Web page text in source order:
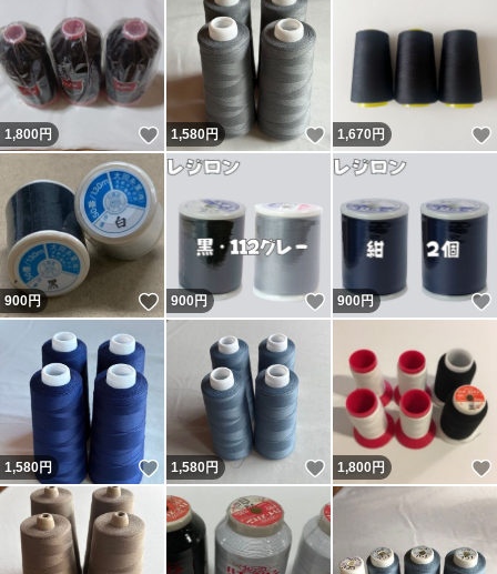
1,800円 いいね！
1,580円 いいね！
1,670円
900円 いいね！
900円 いいね！
900円
1,580円 いいね！
1,580円 いいね！
1,800円